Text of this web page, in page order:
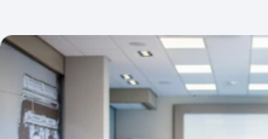
Vraag locatie aan